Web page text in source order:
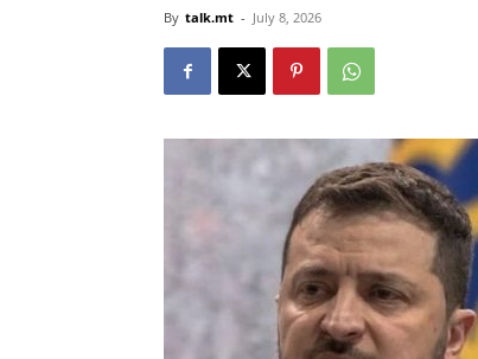
By talk.mt - July 8, 2026